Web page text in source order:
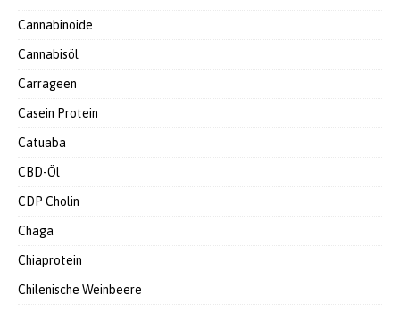
Cannabinoide
Cannabisöl
Carrageen
Casein Protein
Catuaba
CBD-Öl
CDP Cholin
Chaga
Chiaprotein
Chilenische Weinbeere